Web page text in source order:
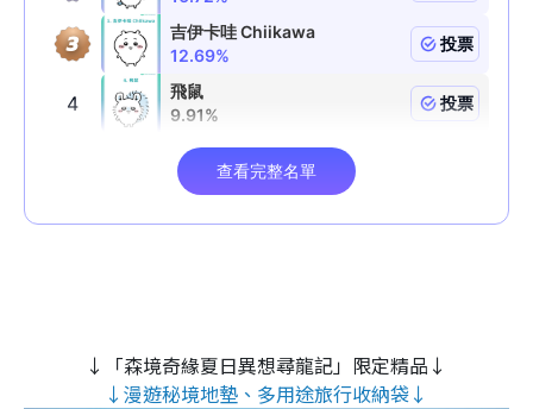
↓「森境奇緣夏日異想尋龍記」限定精品↓
↓漫遊秘境地墊、多用途旅行收納袋↓